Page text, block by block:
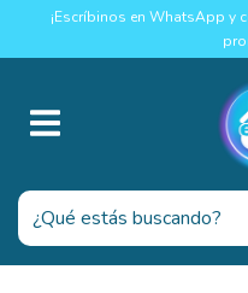
¡Escríbinos en WhatsApp